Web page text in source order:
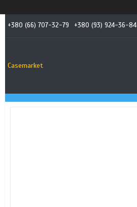
+380 (66) 707-32-79 +380 (93) 924-36-84
Casemarket